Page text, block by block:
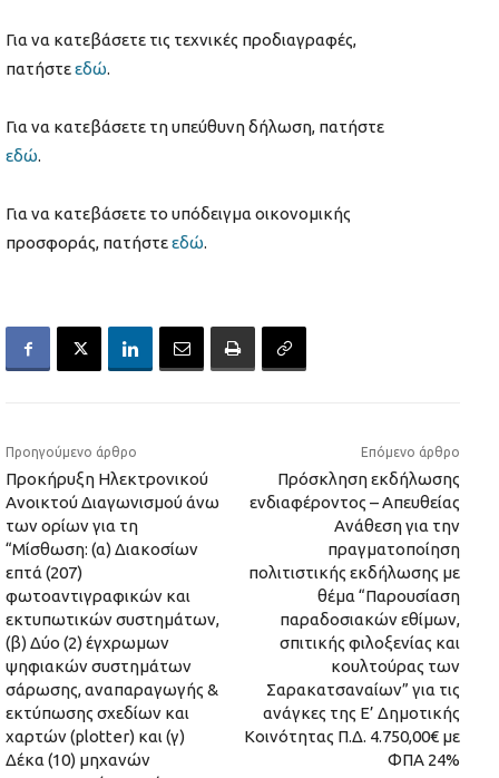
Για να κατεβάσετε τις τεχνικές προδιαγραφές,
πατήστεεδώ.
Για να κατεβάσετε τη υπεύθυνη δήλωση, πατήστε
εδώ.
Για να κατεβάσετε το υπόδειγμα οικονομικής
προσφοράς, πατήστεεδώ.
Προηγούμενο άρθρο
Προκήρυξη Ηλεκτρονικού
Ανοικτού Διαγωνισμού άνω
των ορίων για τη
“Μίσθωση: (α) Διακοσίων
επτά (207)
φωτοαντιγραφικών και
εκτυπωτικών συστημάτων,
(β) Δύο (2) έγχρωμων
ψηφιακών συστημάτων
σάρωσης, αναπαραγωγής &
εκτύπωσης σχεδίων και
χαρτών (plotter) και (γ)
Δέκα (10) μηχανών
Επόμενο άρθρο
Πρόσκληση εκδήλωσης
ενδιαφέροντος – Απευθείας
Ανάθεση για την
πραγματοποίηση
πολιτιστικής εκδήλωσης με
θέμα “Παρουσίαση
παραδοσιακών εθίμων,
σπιτικής φιλοξενίας και
κουλτούρας των
Σαρακατσαναίων” για τις
ανάγκες της Ε’ Δημοτικής
Κοινότητας Π.Δ. 4.750,00€ με
ΦΠΑ 24%